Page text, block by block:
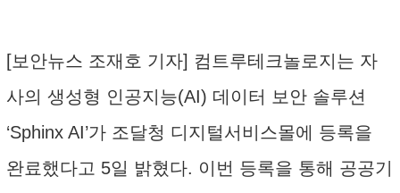
[보안뉴스 조재호 기자] 컴트루테크놀로지는 자
사의 생성형 인공지능(AI) 데이터 보안 솔루션
‘Sphinx AI’가 조달청 디지털서비스몰에 등록을
완료했다고 5일 밝혔다. 이번 등록을 통해 공공기